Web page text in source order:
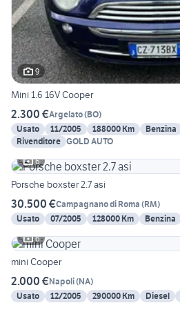
9
Mini 1.6 16V Cooper
2.300 €Argelato(BO)
Usato
11/2005 188000 Km Benzina
Rivenditore GOLD AUTO
6
Porsche boxster 2.7 asi
30.500 €Campagnano di Roma (RM)
Usato
07/2005 128000 Km Benzina
6
mini Cooper
2.000 €Napoli(NA)
Usato
12/2005 290000 Km Diesel